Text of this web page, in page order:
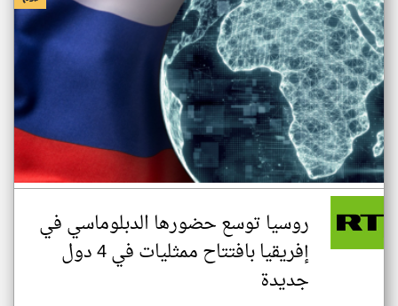
روسيا توسع حضورها الدبلوماسي في
إفريقيا بافتتاح ممثليات في 4 دول
جديدة